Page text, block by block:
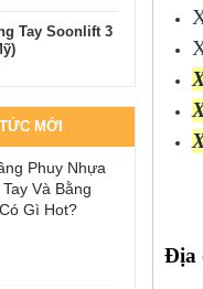
Địa
Tay Soonlift 3
MỚI
Phuy Nhựa
Và Bằng
Gì Hot?